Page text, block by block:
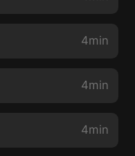
4min
4min
4min